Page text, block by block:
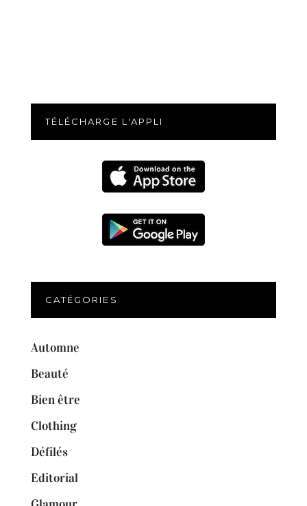
TÉLÉCHARGE L'APPLI
CATÉGORIES
Automne
Beauté
Bien être
Clothing
Défilés
Editorial